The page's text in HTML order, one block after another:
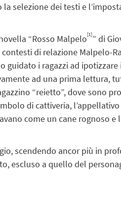
selezione dei testi e
“Rosso Malpelo[1]” di
di relazione Malpelo-
i ragazzi ad ipotizzare
ad una prima lettura,
“reietto”, dove sono
di cattiveria,
come un cane rognoso e
scendendo ancor più in
escluso a quello del